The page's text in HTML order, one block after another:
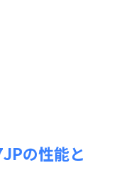
の性能と